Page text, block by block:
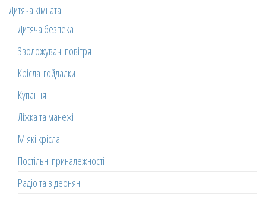
Дитяча кімната
Дитяча безпека
Зволожувачі повітря
Крісла-гойдалки
Купання
Ліжка та манежі
М'які крісла
Постільні приналежності
Радіо та відеоняні